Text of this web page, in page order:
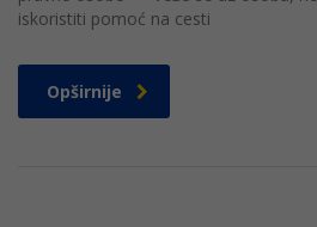
iskoristiti pomoć na cesti
Opširnije